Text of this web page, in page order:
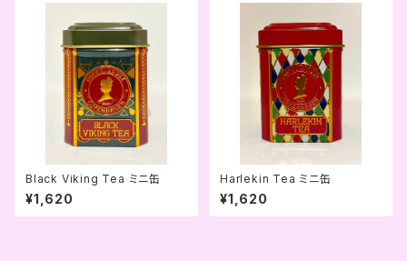
Black Viking Tea ミニ缶
¥1,620
Harlekin Tea ミニ缶
¥1,620